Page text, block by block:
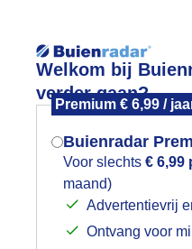
Welkom bij
verder gaan?
Premium € 6,99 /
Buienradar
Voor slechts € 6,99
maand)
Advertentievrij
Ontvang voor
Foto en video
Lesy op
Mogen we je